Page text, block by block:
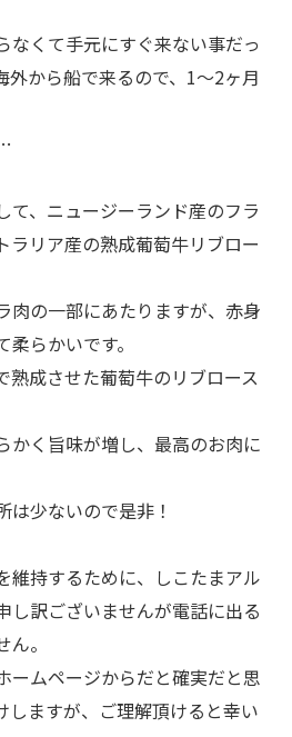
なくて手元にすぐ来ない事だっ
外から船で来るので、1〜2ヶ月
て、ニュージーランド産のフラ
ラリア産の熟成葡萄牛リブロー
肉の一部にあたりますが、赤身
らかいです。
熟成させた葡萄牛のリブロース
かく旨味が増し、最高のお肉に
少ないので是非！
維持するために、しこたまアル
し訳ございませんが電話に出る
。
ームページからだと確実だと思
しますが、ご理解頂けると幸い